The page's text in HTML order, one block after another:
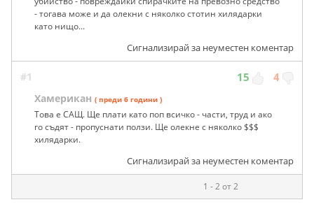
- тогава може и да олекни с няколко стотин хилядарки
като нищо...
Сигнализирай за неуместен коментар
#1 15 4
Хамерикан ( преди 6 години )
Това е САЩ. Ще плати като поп всичко - части, труд и ако
го съдят - пропуснати ползи. Ще олекне с няколко $$$
хилядарки.
Сигнализирай за неуместен коментар
1 - 2 от 2